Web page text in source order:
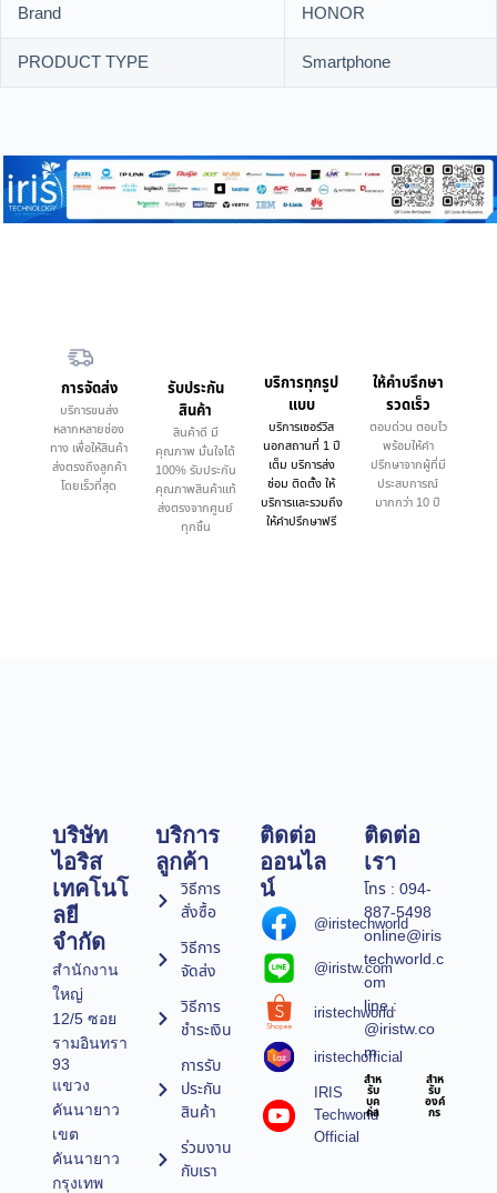
Brand
HONOR
PRODUCT TYPE
Smartphone
การจัดส่ง
บริการขนส่ง
หลากหลายช่อง
ทาง เพื่อให้สินค้า
ส่งตรงถึงลูกค้า
โดยเร็วที่สุด
รับประกัน
สินค้า
สินค้าดี มี
คุณภาพ มั่นใจได้
100% รับประกัน
คุณภาพสินค้าแท้
ส่งตรงจากศูนย์
ทุกชิ้น
บริการทุกรูป
แบบ
บริการเซอร์วิส
นอกสถานที่ 1 ปี
เต็ม บริการส่ง
ซ่อม ติดตั้ง ให้
บริการและรวมถึง
ให้คำปรึกษาฟรี
ให้คำบรึกษา
รวดเร็ว
ตอบด่วน ตอบไว
พร้อมให้คำ
ปรึกษาจากผู้ที่มี
ประสบการณ์
มากกว่า 10 ปี
บริษัท
ไอริส
เทคโนโ
ลยี
จำกัด
สำนักงาน
ใหญ่
12/5 ซอย
รามอินทรา
93
แขวง
คันนายาว
เขต
คันนายาว
กรุงเทพ
บริการ
ลูกค้า
วิธีการ
สั่งซื้อ
วิธีการ
จัดส่ง
วิธีการ
ชำระเงิน
การรับ
ประกัน
สินค้า
ร่วมงาน
กับเรา
ติดต่อ
ออนไล
น์
@iristechworld
@iristw.com
iristechworld
iristechofficial
IRIS
Techworld
Official
ติดต่อ
เรา
โทร : 094-
887-5498
online@iris
techworld.c
om
line :
@iristw.co
m
สำห
รับ
บุค
คล
สำห
รับ
องค์
กร